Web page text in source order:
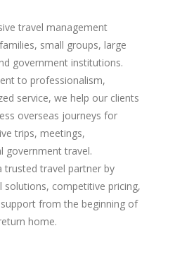
travel management
small groups, large
government institutions.
to professionalism,
service, we help our clients
overseas journeys for
trips, meetings,
government travel.
trusted travel partner by
solutions, competitive pricing,
from the beginning of
home.